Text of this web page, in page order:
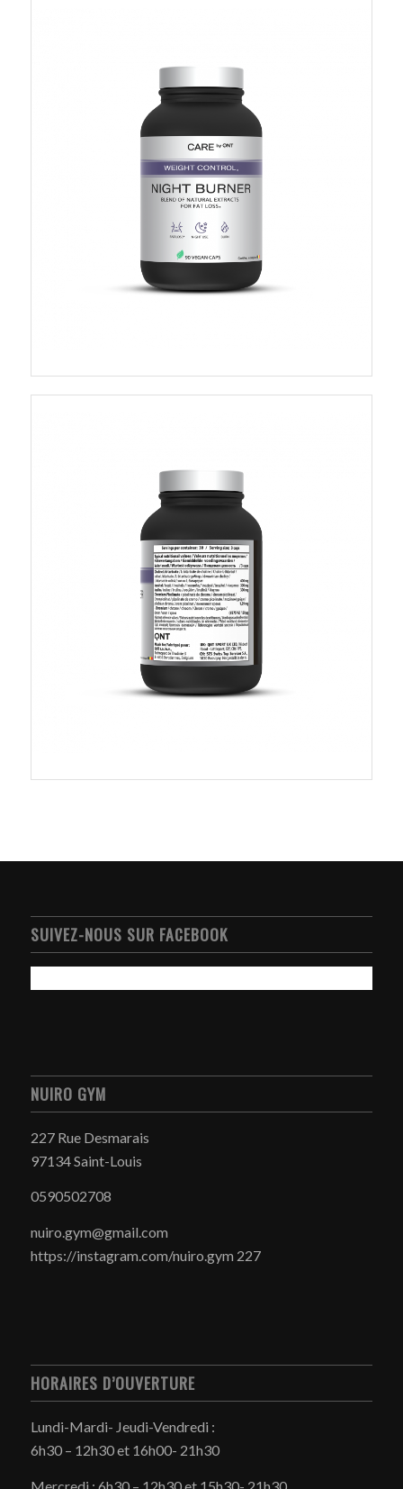
SUIVEZ-NOUS SUR FACEBOOK
NUIRO GYM
227 Rue Desmarais
97134 Saint-Louis
0590502708
nuiro.gym@gmail.com
https://instagram.com/nuiro.gym 227
HORAIRES D’OUVERTURE
Lundi-Mardi- Jeudi-Vendredi :
6h30 – 12h30 et 16h00- 21h30